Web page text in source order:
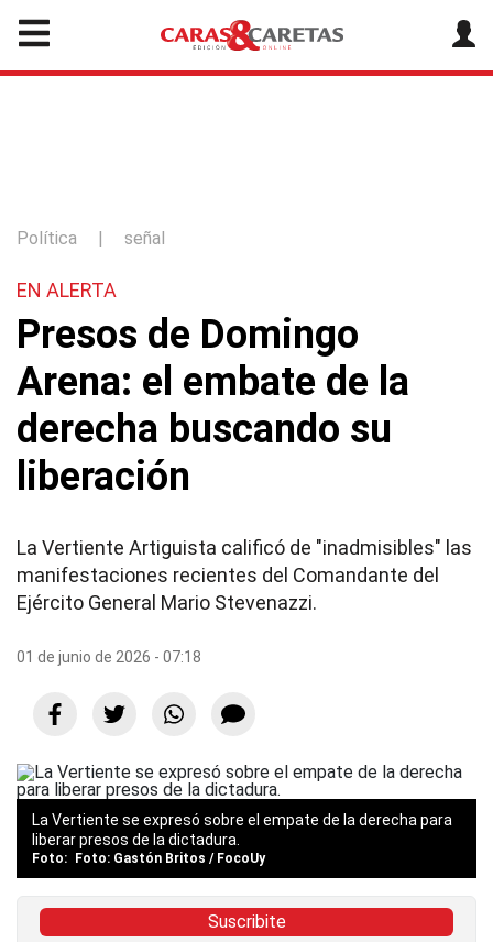
Política | señal
EN ALERTA
Presos de Domingo
Arena: el embate de la
derecha buscando su
liberación
La Vertiente Artiguista calificó de "inadmisibles" las
manifestaciones recientes del Comandante del
Ejército General Mario Stevenazzi.
01 de junio de 2026 - 07:18
La Vertiente se expresó sobre el empate de la derecha para
liberar presos de la dictadura.
Foto: Gastón Britos / FocoUy
Suscribite